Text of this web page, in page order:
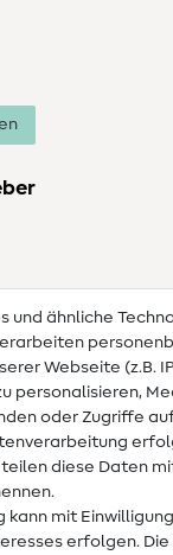
und ähnliche
Webseite (z.B.
personalisieren,
oder Zugriffe
diese Daten
kann mit
erfolgen. Die